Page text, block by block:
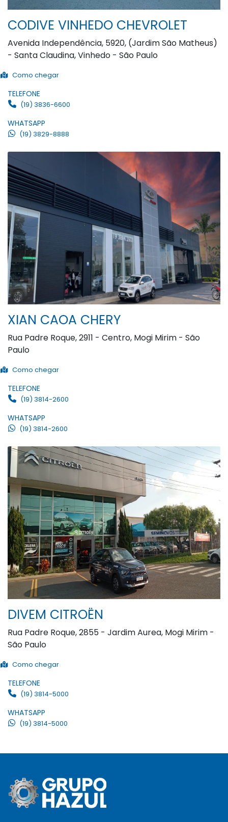
CODIVE VINHEDO CHEVROLET
Avenida Independência, 5920, (Jardim São Matheus)
- Santa Claudina, Vinhedo - São Paulo
Como chegar
TELEFONE
(19) 3836-6600
WHATSAPP
(19) 3829-8888
XIAN CAOA CHERY
Rua Padre Roque, 2911 - Centro, Mogi Mirim - São
Paulo
Como chegar
TELEFONE
(19) 3814-2600
WHATSAPP
(19) 3814-2600
DIVEM CITROËN
Rua Padre Roque, 2855 - Jardim Aurea, Mogi Mirim -
São Paulo
Como chegar
TELEFONE
(19) 3814-5000
WHATSAPP
(19) 3814-5000